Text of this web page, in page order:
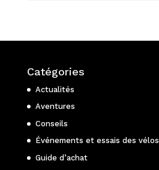
Catégories
Actualités
Aventures
Conseils
Événements et essais des vélos
Guide d’achat